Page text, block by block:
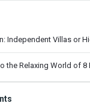
Independent Villas or
the Relaxing World of 8